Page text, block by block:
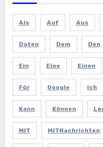
Als Auf Aus
Daten Dem Den
Ein Eine Einen
Für Google Ich
Kann Können
MIT MITNachrichten